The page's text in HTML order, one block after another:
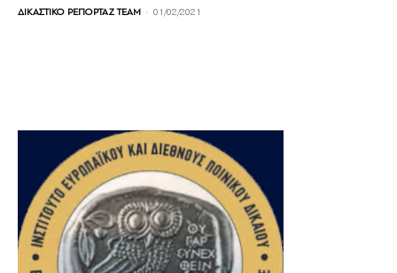
ΔΙΚΑΣΤΙΚΟ ΡΕΠΟΡΤΑΖ TEAM - 01/02/2021